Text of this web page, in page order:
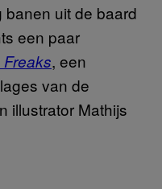
uit de baard
een paar
, een
van de
illustrator Mathijs